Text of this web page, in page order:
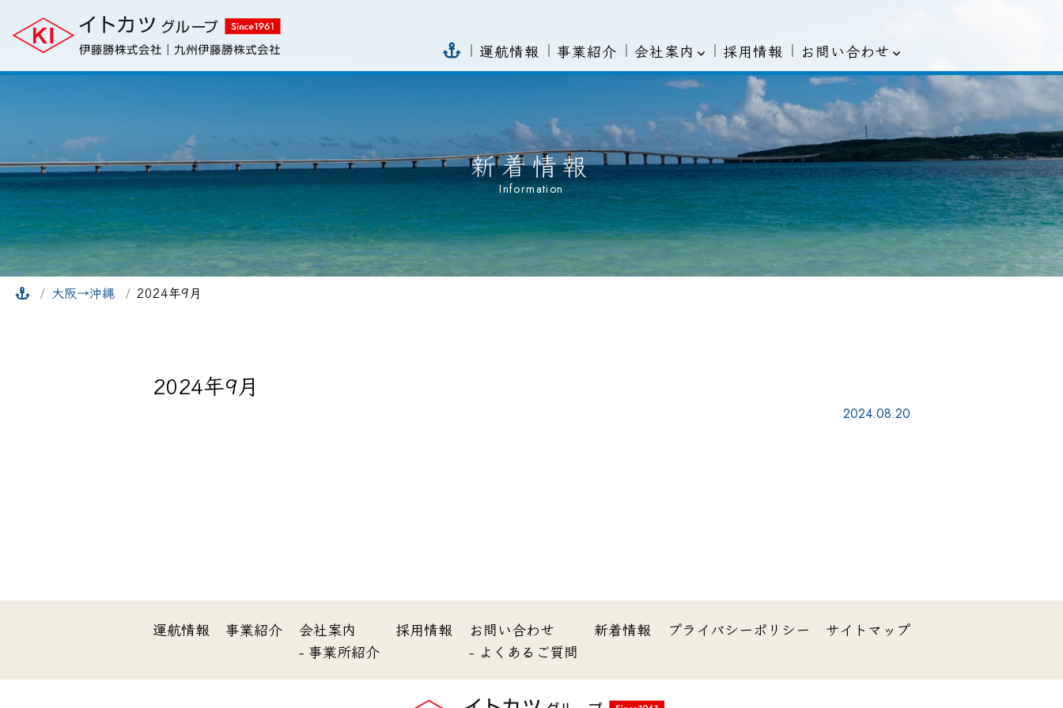
運航情報 事業紹介 会社案内 採用情報 お問い合わせ
新着情報
Information
大阪→沖縄 2024年9月
2024年9月
2024.08.20
運航情報 事業紹介
会社案内
- 事業所紹介
採用情報
お問い合わせ
- よくあるご質問
新着情報 プライバシーポリシー サイトマップ